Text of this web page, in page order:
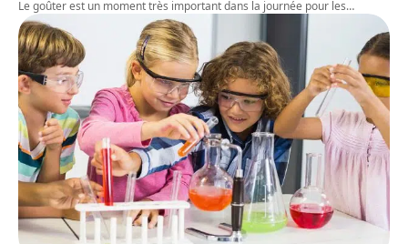
Le goûter est un moment très important dans la journée pour les…